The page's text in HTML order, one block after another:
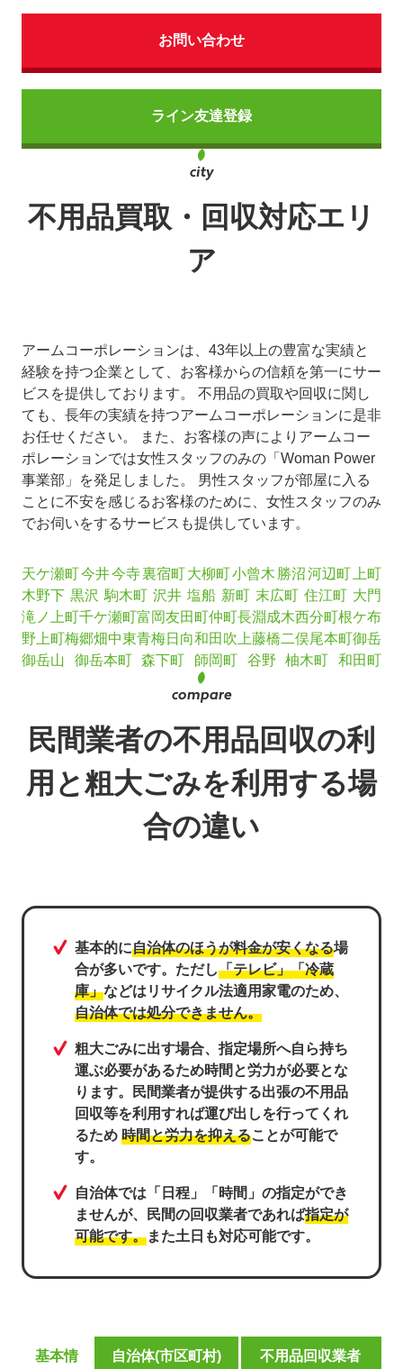
お問い合わせ
ライン友達登録
不用品買取・回収対応エリ
ア
アームコーポレーションは、43年以上の豊富な実績と
経験を持つ企業として、お客様からの信頼を第一にサー
ビスを提供しております。 不用品の買取や回収に関し
ても、長年の実績を持つアームコーポレーションに是非
お任せください。 また、お客様の声によりアームコー
ポレーションでは女性スタッフのみの「Woman Power
事業部」を発足しました。 男性スタッフが部屋に入る
ことに不安を感じるお客様のために、女性スタッフのみ
でお伺いをするサービスも提供しています。
天ケ瀬町今井今寺裏宿町大柳町小曾木 勝沼河辺町 上町
木野下 黒沢 駒木町 沢井 塩船 新町 末広町 住江町 大門
滝ノ上町千ケ瀬町富岡友田町仲町長淵 成木西分町根ケ布
野上町梅郷畑中東青梅日向和田 吹上藤橋二俣尾本町御岳
御岳山
御岳本町 森下町 師岡町 谷野 柚木町 和田町
民間業者の不用品回収の利
用と粗大ごみを利用する場
合の違い
基本的に自治体のほうが料金が安くなる場
合が多いです。ただし「テレビ」「冷蔵
庫」などはリサイクル法適用家電のため、
自治体では処分できません。
粗大ごみに出す場合、指定場所へ自ら持ち
運ぶ必要があるため時間と労力が必要とな
ります。民間業者が提供する出張の不用品
回収等を利用すれば運び出しを行ってくれ
るため 時間と労力を抑えることが可能で
す。
自治体では「日程」「時間」の指定ができ
ませんが、民間の回収業者であれば指定が
可能です。また土日も対応可能です。
基本情 自治体(市区町村) 不用品回収業者